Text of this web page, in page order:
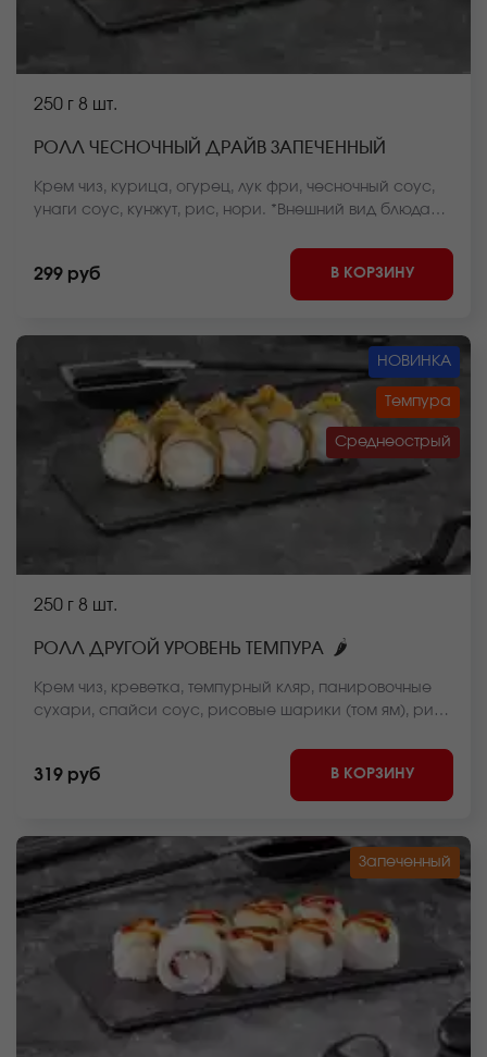
250 г 8 шт.
РОЛЛ ЧЕСНОЧНЫЙ ДРАЙВ ЗАПЕЧЕННЫЙ
Крем чиз, курица, огурец, лук фри, чесночный соус,
унаги соус, кунжут, рис, нори. *Внешний вид блюда
299 руб В КОРЗИНУ
НОВИНКА
Темпура
Среднеострый
250 г 8 шт.
РОЛЛ ДРУГОЙ УРОВЕНЬ ТЕМПУРА 🌶
Крем чиз, креветка, темпурный кляр, панировочные
сухари, спайси соус, рисовые шарики (том ям), рис,
319 руб В КОРЗИНУ
Запеченный